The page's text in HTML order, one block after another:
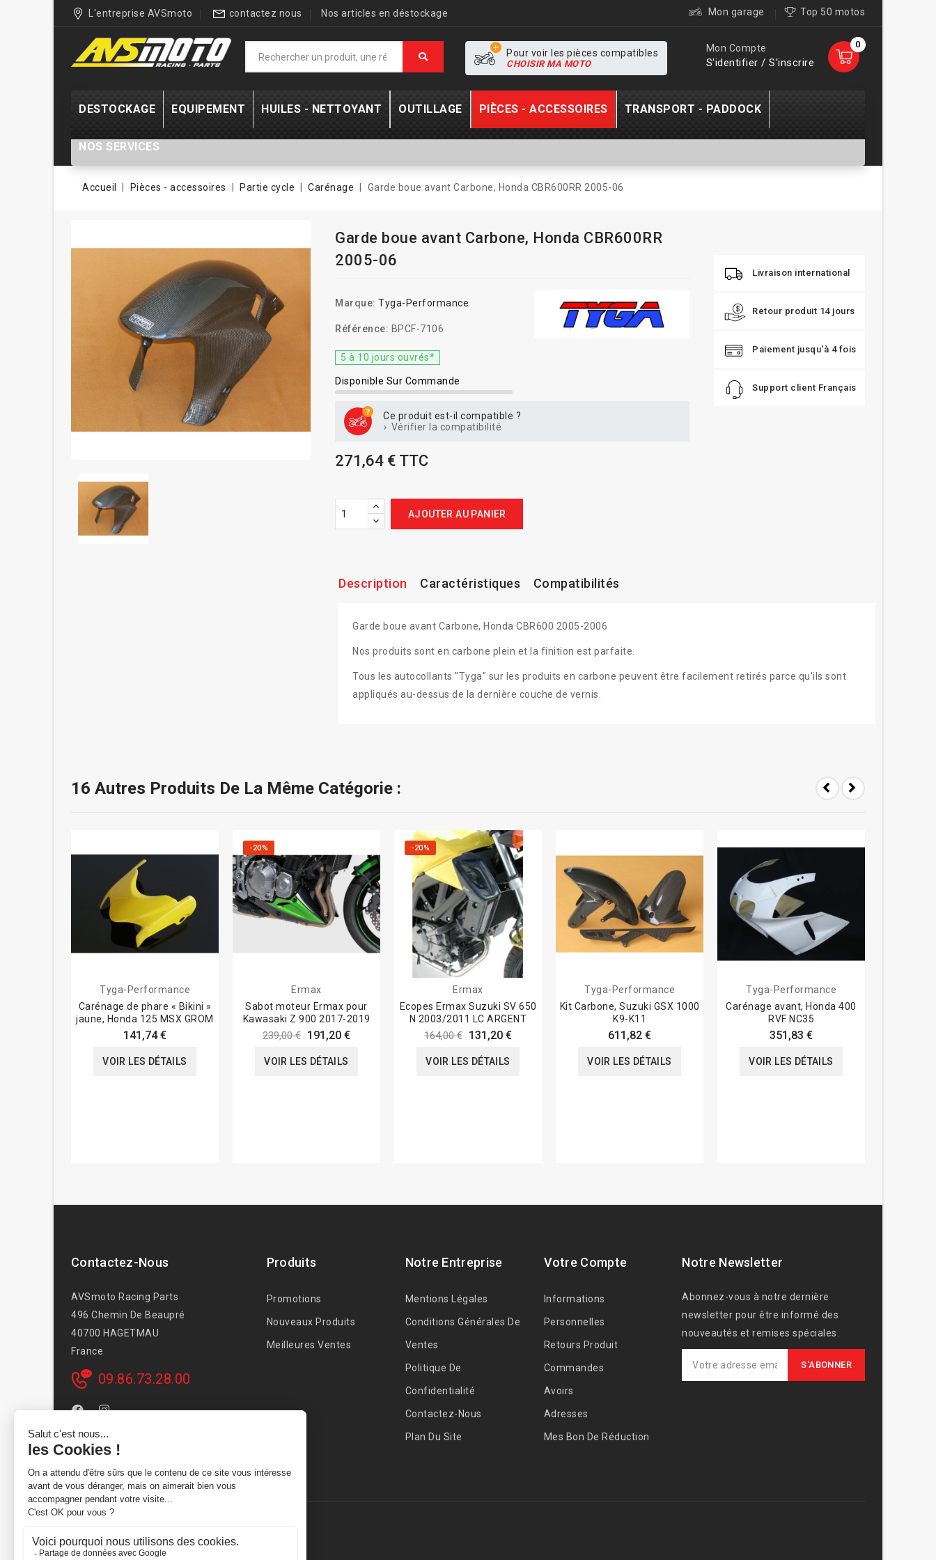
L'entreprise AVSmoto contactez nous Nos articles en déstockage Mon garage Top 50 motos
0
Mon Compte
S'identifier / S'inscrire
Pour voir les pièces compatibles
CHOISIR MA MOTO
DESTOCKAGE EQUIPEMENT HUILES - NETTOYANT OUTILLAGE PIÈCES - ACCESSOIRES TRANSPORT - PADDOCK
NOS SERVICES
Accueil Pièces - accessoires Partie cycle Carénage Garde boue avant Carbone, Honda CBR600RR 2005-06
Garde boue avant Carbone, Honda CBR600RR
2005-06
Marque: Tyga-Performance
Référence: BPCF-7106
5 à 10 jours ouvrés*
Disponible Sur Commande
Ce produit est-il compatible ?
Vérifier la compatibilité
271,64 € TTC
AJOUTER AU PANIER
Livraison international
Retour produit 14 jours
Paiement jusqu'à 4 fois
Support client Français
Description Caractéristiques Compatibilités
Garde boue avant Carbone, Honda CBR600 2005-2006
Nos produits sont en carbone plein et la finition est parfaite
Tous les autocollants "Tyga" sur les produits en carbone peuvent être facilement retirés parce qu'ils sont
appliqués au-dessus de la dernière couche de vernis
16 Autres Produits De La Même Catégorie :
Tyga-Performance
Carénage de phare « Bikini »
jaune, Honda 125 MSX GROM
141,74 €
VOIR LES DÉTAILS
-20%
Ermax
Sabot moteur Ermax pour
Kawasaki Z 900 2017-2019
239,00 € 191,20 €
VOIR LES DÉTAILS
-20%
Ermax
Ecopes Ermax Suzuki SV 650
N 2003/2011 LC ARGENT
164,00 € 131,20 €
VOIR LES DÉTAILS
Tyga-Performance
Kit Carbone, Suzuki GSX 1000
K9-K11
611,82 €
VOIR LES DÉTAILS
Tyga-Performance
Carénage avant, Honda 400
RVF NC35
351,83 €
VOIR LES DÉTAILS
Contactez-Nous
AVSmoto Racing Parts
496 Chemin De Beaupré
40700 HAGETMAU
France
09.86.73.28.00
Produits
Promotions
Nouveaux Produits
Meilleures Ventes
Notre Entreprise
Mentions Légales
Conditions Générales De
Ventes
Politique De
Confidentialité
Contactez-Nous
Plan Du Site
Votre Compte
Informations
Personnelles
Retours Produit
Commandes
Avoirs
Adresses
Mes Bon De Réduction
Notre Newsletter
Abonnez-vous à notre dernière
newsletter pour être informé des
nouveautés et remises spéciales.